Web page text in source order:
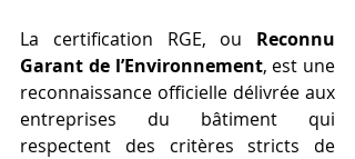
La certification RGE, ou Reconnu
Garant de l’Environnement, est une
reconnaissance officielle délivrée aux
entreprises du bâtiment qui
respectent des critères stricts de